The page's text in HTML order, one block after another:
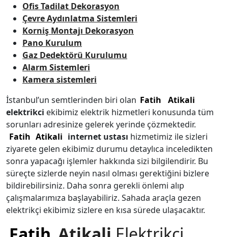
Ofis Tadilat Dekorasyon
Çevre Aydınlatma Sistemleri
Korniş Montajı Dekorasyon
Pano Kurulum
Gaz Dedektörü Kurulumu
Alarm Sistemleri
Kamera sistemleri
İstanbul’un semtlerinden biri olan Fatih
Atikali
elektrikci ekibimiz elektrik hizmetleri konusunda tüm
sorunları adresinize gelerek yerinde çözmektedir.
Fatih Atikali internet ustası hizmetimiz ile sizleri
ziyarete gelen ekibimiz durumu detaylıca inceledikten
sonra yapacağı işlemler hakkında sizi bilgilendirir. Bu
süreçte sizlerde neyin nasıl olması gerektiğini bizlere
bildirebilirsiniz. Daha sonra gerekli önlemi alıp
çalışmalarımıza başlayabiliriz. Sahada araçla gezen
elektrikçi ekibimiz sizlere en kısa sürede ulaşacaktır.